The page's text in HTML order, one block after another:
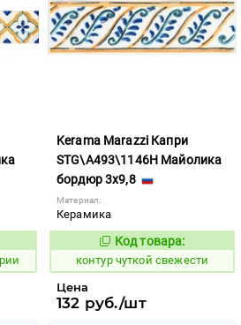
Kerama Marazzi Капри
STG\A493\1146H Майолика
бордюр 3x9,8
Материал:
Керамика
764708
Код товара:
контур чуткой свежести
Цена
132 руб./шт